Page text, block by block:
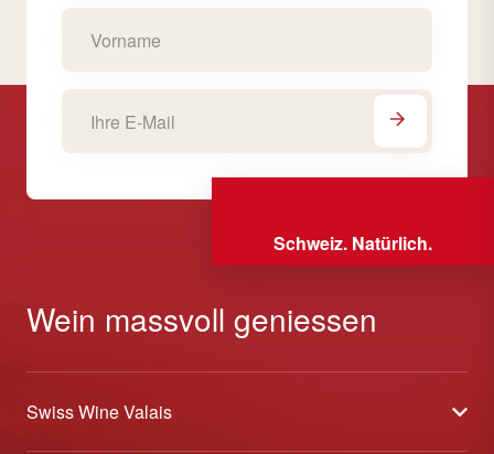
Schweiz. Natürlich.
Wein massvoll geniessen
Swiss Wine Valais